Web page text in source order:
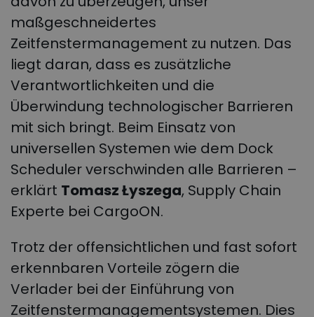
maßgeschneidertes
Zeitfenstermanagement zu nutzen. Das
liegt daran, dass es zusätzliche
Verantwortlichkeiten und die
Überwindung technologischer Barrieren
mit sich bringt. Beim Einsatz von
universellen Systemen wie dem Dock
Scheduler verschwinden alle Barrieren –
erklärt Tomasz Łyszega, Supply Chain
Experte bei CargoON.
Trotz der offensichtlichen und fast sofort
erkennbaren Vorteile zögern die
Verlader bei der Einführung von
Zeitfenstermanagementsystemen. Dies